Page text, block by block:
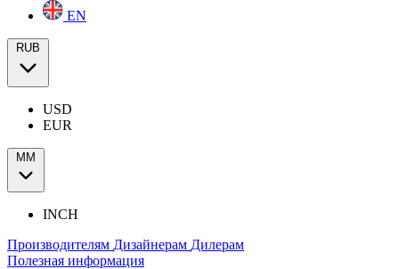
EN
RUB
USD
EUR
ММ
INCH
Производителям Дизайнерам Дилерам
Полезная информация